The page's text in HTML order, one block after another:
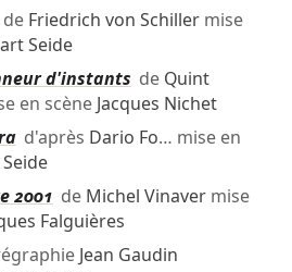
Friedrich von Schillermise
Seide
d'instants de Quint
en scène Jacques Nichet
d'après Dario Fo… mise en
2001 de Michel Vinavermise
Falguières
Jean Gaudin